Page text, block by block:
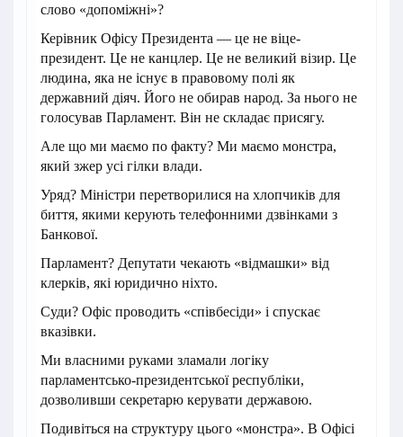
слово «допоміжні»?
Керівник Офісу Президента — це не віце-
президент. Це не канцлер. Це не великий візир. Це
людина, яка не існує в правовому полі як
державний діяч. Його не обирав народ. За нього не
голосував Парламент. Він не складає присягу.
Але що ми маємо по факту? Ми маємо монстра,
який зжер усі гілки влади.
Уряд? Міністри перетворилися на хлопчиків для
биття, якими керують телефонними дзвінками з
Банкової.
Парламент? Депутати чекають «відмашки» від
клерків, які юридично ніхто.
Суди? Офіс проводить «співбесіди» і спускає
вказівки.
Ми власними руками зламали логіку
парламентсько-президентської республіки,
дозволивши секретарю керувати державою.
Подивіться на структуру цього «монстра». В Офісі